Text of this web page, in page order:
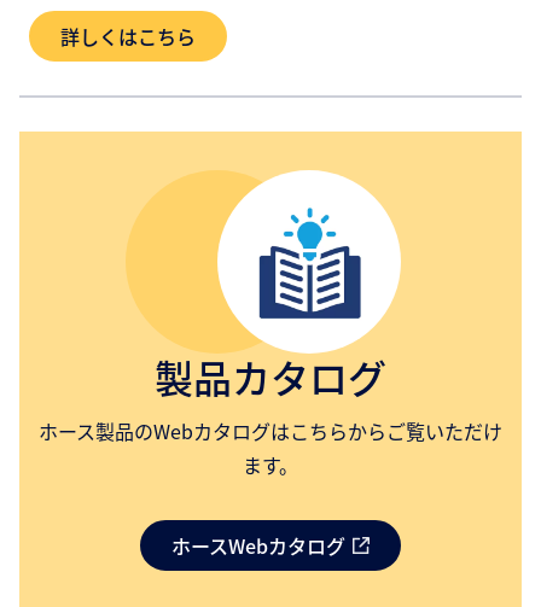
詳しくはこちら
製品カタログ
ホース製品のWebカタログはこちらからご覧いただけ
ます。
ホースWebカタログ